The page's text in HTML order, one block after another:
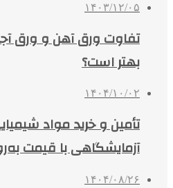
۱۴۰۳/۱۲/۰۵
تفاوت ورق آهن و ورق
بهتر است؟
۱۴۰۴/۱۰/۰۲
تأمین و خرید مواد
آزمایشگاهی با قیمت
۱۴۰۴/۰۸/۲۶